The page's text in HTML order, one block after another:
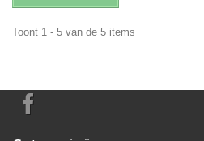
Toont 1 - 5 van de 5 items